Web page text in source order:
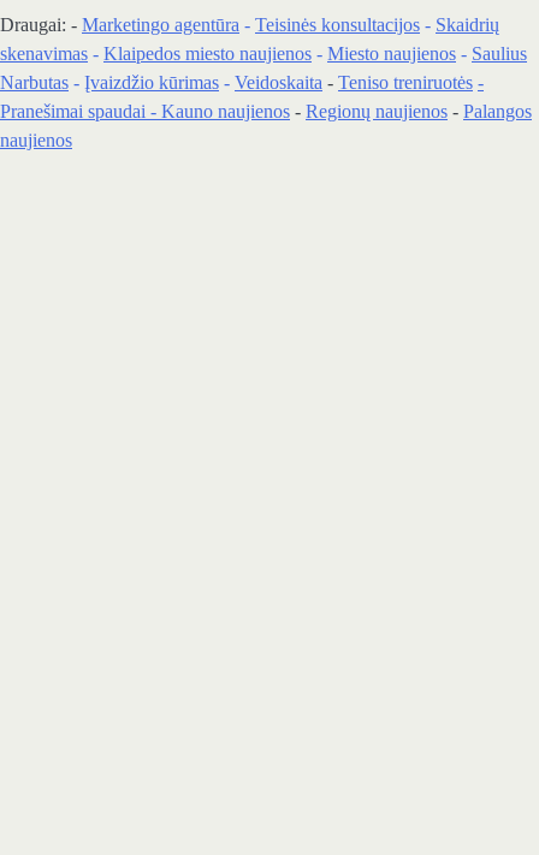
Draugai: - Marketingo agentūra - Teisinės konsultacijos - Skaidrių
skenavimas - Klaipedos miesto naujienos - Miesto naujienos - Saulius
Narbutas - Įvaizdžio kūrimas - Veidoskaita - Teniso treniruotės -
Pranešimai spaudai - Kauno naujienos - Regionų naujienos - Palangos
naujienos